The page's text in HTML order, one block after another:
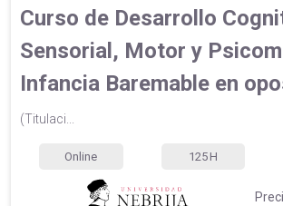
Curso de Desarrollo
Sensorial, Motor y
Infancia Baremable en
(Titulaci...
Online 125 H